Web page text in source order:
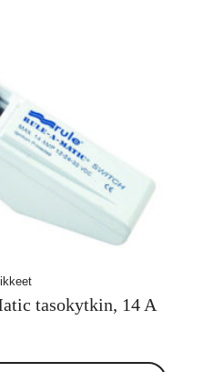
tasokytkin, 14 A